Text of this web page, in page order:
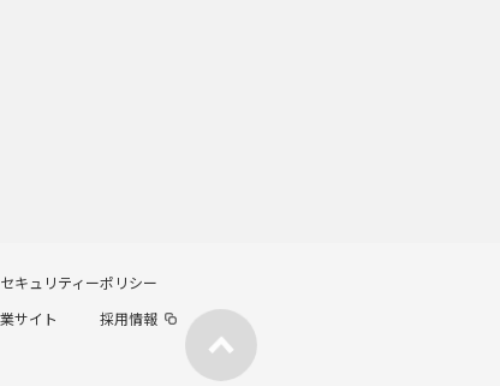
セキュリティーポリシー
サイト
採用情報